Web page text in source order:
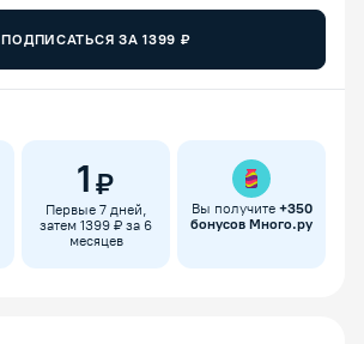
ПОДПИСАТЬСЯ ЗА1399 ₽
1 ₽
Первые 7 дней,
затем 1399 ₽ за 6
месяцев
Вы получите +350
бонусов Много.ру